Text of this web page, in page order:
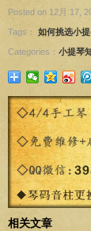
Posted on 12月 17,
Tags： 如何挑选小
Categories： 小提琴
相关文章